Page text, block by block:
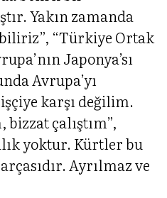
Yakın zamanda
“Türkiye Ortak
Japonya’sı
Avrupa’yı
karşı değilim.
çalıştım”,
yoktur. Kürtler bu
Ayrılmaz ve